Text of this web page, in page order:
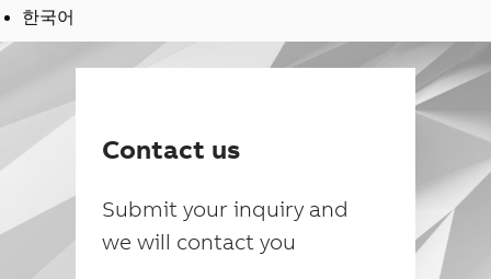
한국어
Contact us
Submit your inquiry and
we will contact you